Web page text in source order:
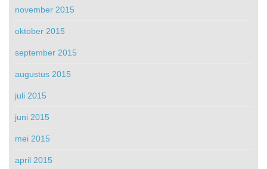
november 2015
oktober 2015
september 2015
augustus 2015
juli 2015
juni 2015
mei 2015
april 2015